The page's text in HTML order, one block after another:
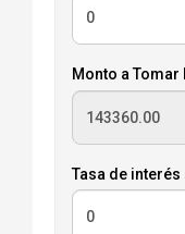
Monto a Tomar
Tasa de interés